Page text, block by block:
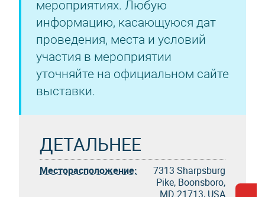
мероприятиях. Любую
информацию, касающуюся дат
проведения, места и условий
участия в мероприятии
уточняйте на официальном сайте
выставки.
ДЕТАЛЬНЕЕ
Месторасположение:
7313 Sharpsburg
Pike, Boonsboro,
MD 21713, USA